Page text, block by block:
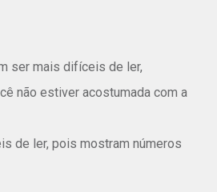
ser mais difíceis de ler,
não estiver acostumada com a
de ler, pois mostram números